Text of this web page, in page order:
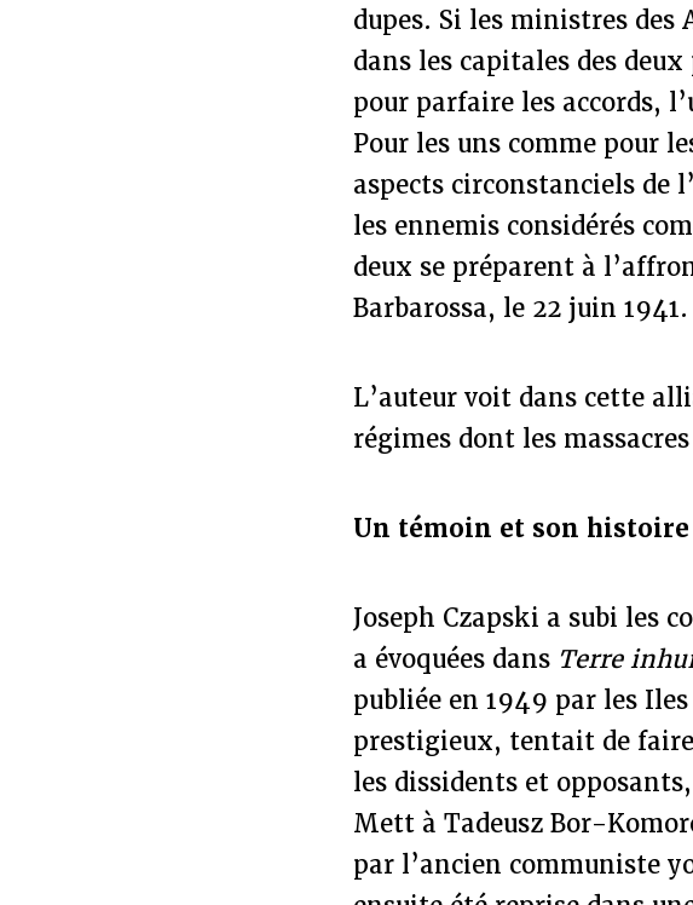
dupes. Si les ministres
dans les capitales des
pour parfaire les accords,
Pour les uns comme pour
aspects circonstanciels de
les ennemis considérés
deux se préparent à
Barbarossa, le 22 juin 1941.
L’auteur voit dans cette
régimes dont les
Un témoin et son histoire
Joseph Czapski a subi les
a évoquées dans Terre
publiée en 1949 par les
prestigieux, tentait de
les dissidents et
Mett à Tadeusz Bor-
par l’ancien communiste